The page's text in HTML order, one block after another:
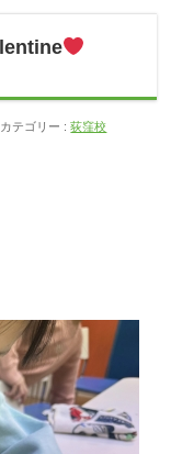
カテゴリー :荻窪校